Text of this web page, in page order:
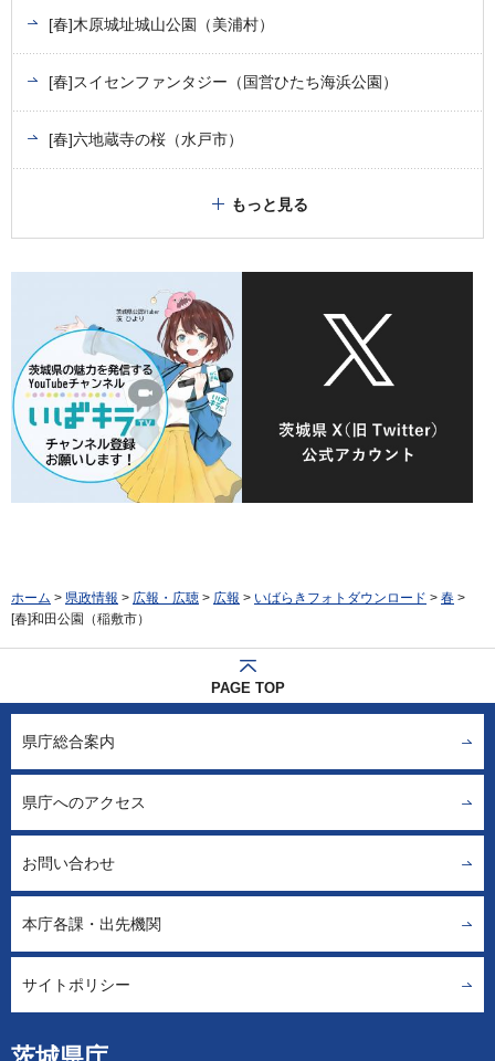
[春]木原城址城山公園（美浦村）
[春]スイセンファンタジー（国営ひたち海浜公園）
[春]六地蔵寺の桜（水戸市）
もっと見る
ホーム > 県政情報 > 広報・広聴 > 広報 > いばらきフォトダウンロード > 春 >
[春]和田公園（稲敷市）
PAGE TOP
県庁総合案内
県庁へのアクセス
お問い合わせ
本庁各課・出先機関
サイトポリシー